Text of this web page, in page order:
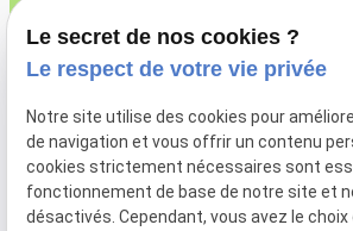
Nous suivre :
Le secret de nos cookies ?
Le respect de votre vie privée
Notre site utilise des cookies pour
de navigation et vous offrir un contenu
cookies strictement nécessaires sont
fonctionnement de base de notre site et
désactivés. Cependant, vous avez le